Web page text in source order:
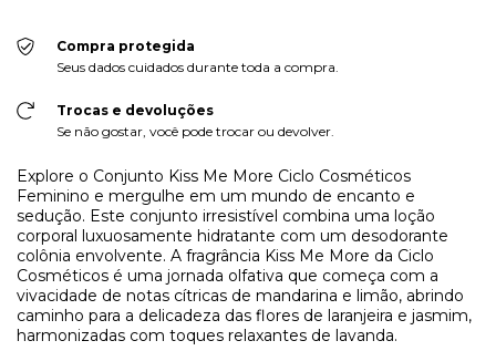
Compra protegida
Seus dados cuidados durante toda a compra.
Trocas e devoluções
Se não gostar, você pode trocar ou devolver.
Explore o Conjunto Kiss Me More Ciclo Cosméticos
Feminino e mergulhe em um mundo de encanto e
sedução. Este conjunto irresistível combina uma loção
corporal luxuosamente hidratante com um desodorante
colônia envolvente. A fragrância Kiss Me More da Ciclo
Cosméticos é uma jornada olfativa que começa com a
vivacidade de notas cítricas de mandarina e limão, abrindo
caminho para a delicadeza das flores de laranjeira e jasmim,
harmonizadas com toques relaxantes de lavanda.